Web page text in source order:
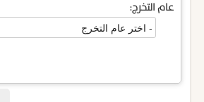
عام التخرج: